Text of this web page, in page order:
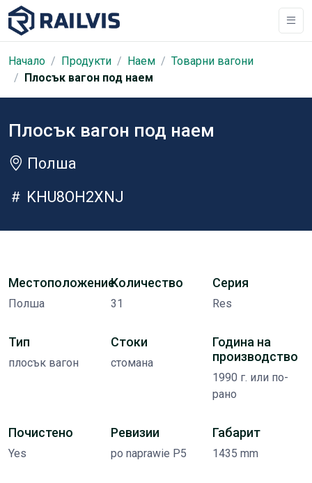
Начало Продукти Наем
Товарни вагони
Плосък вагон под наем
Плосък вагон под наем
Полша
KHU8OH2XNJ
Местоположение
Полша
Количество
31
Серия
Res
Тип
плосък вагон
Стоки
стомана
Година на
производство
1990 г. или по-
рано
Почистено
Yes
Ревизии
po naprawie P5
Габарит
1435 mm